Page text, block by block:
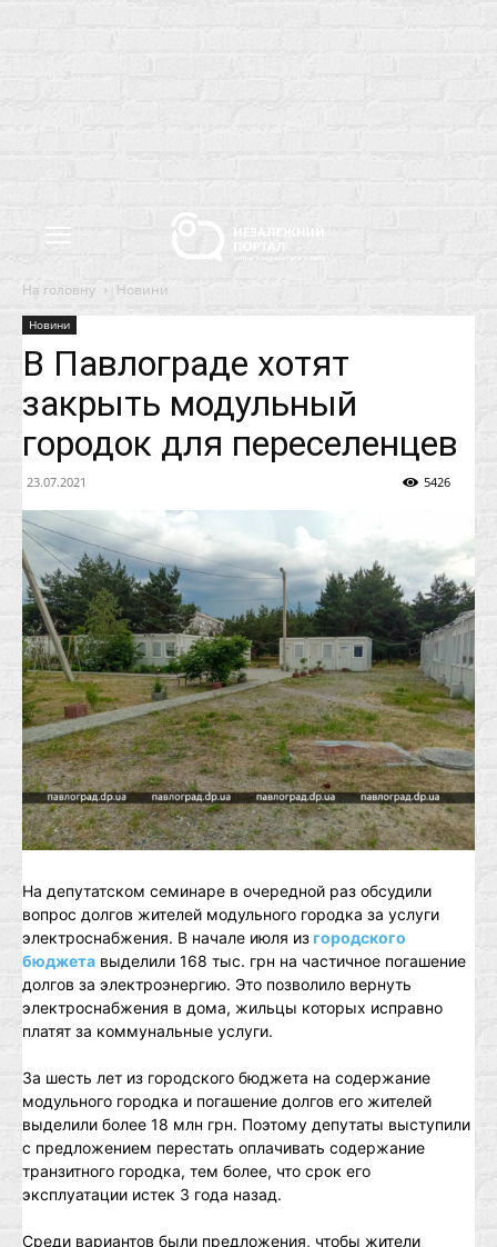
На головну Новини
Новини
В Павлограде хотят
закрыть модульный
городок для переселенцев
23.07.2021 5426
На депутатском семинаре в очередной раз обсудили
вопрос долгов жителей модульного городка за услуги
электроснабжения. В начале июля изгородского
бюджета выделили 168 тыс. грн на частичное погашение
долгов за электроэнергию. Это позволило вернуть
электроснабжения в дома, жильцы которых исправно
платят за коммунальные услуги.
За шесть лет из городского бюджета на содержание
модульного городка и погашение долгов его жителей
выделили более 18 млн грн. Поэтому депутаты выступили
с предложением перестать оплачивать содержание
транзитного городка, тем более, что срок его
эксплуатации истек 3 года назад.
Среди вариантов были предложения, чтобы жители